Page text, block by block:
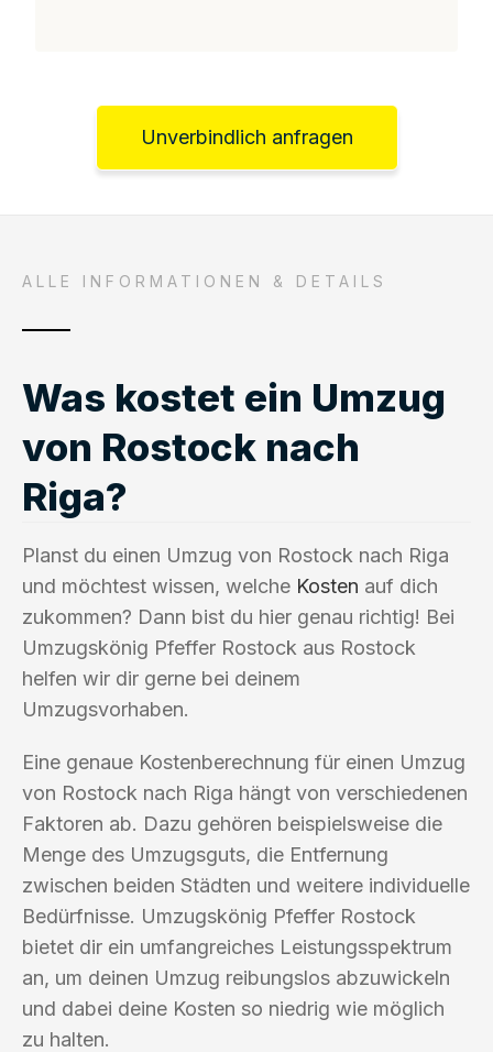
Unverbindlich anfragen
ALLE INFORMATIONEN & DETAILS
Was kostet ein Umzug
von Rostock nach
Riga?
Planst du einen Umzug von Rostock nach Riga
und möchtest wissen, welche Kosten auf dich
zukommen? Dann bist du hier genau richtig! Bei
Umzugskönig Pfeffer Rostock aus Rostock
helfen wir dir gerne bei deinem
Umzugsvorhaben.
Eine genaue Kostenberechnung für einen Umzug
von Rostock nach Riga hängt von verschiedenen
Faktoren ab. Dazu gehören beispielsweise die
Menge des Umzugsguts, die Entfernung
zwischen beiden Städten und weitere individuelle
Bedürfnisse. Umzugskönig Pfeffer Rostock
bietet dir ein umfangreiches Leistungsspektrum
an, um deinen Umzug reibungslos abzuwickeln
und dabei deine Kosten so niedrig wie möglich
zu halten.